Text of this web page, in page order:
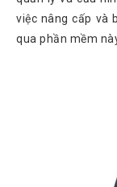
Tin
tức
việc nâng cấp và
qua phần mềm